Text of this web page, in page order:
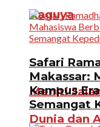
Kaguya
Meniti
Dunia dan
Safari
Makassar:
Kampus
Semangat